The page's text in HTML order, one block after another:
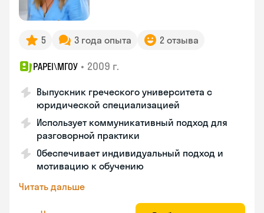
5 3 года опыта 2 отзыва
PAPEI\MГОУ • 2009 г.
Выпускник греческого университета с
юридической специализацией
Использует коммуникативный подход для
разговорной практики
Обеспечивает индивидуальный подход и
мотивацию к обучению
Читать дальше